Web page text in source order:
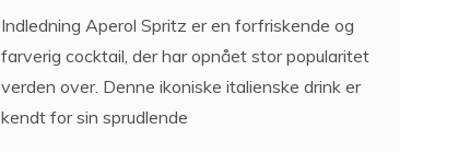
Indledning Aperol Spritz er en forfriskende og
farverig cocktail, der har opnået stor popularitet
verden over. Denne ikoniske italienske drink er
kendt for sin sprudlende